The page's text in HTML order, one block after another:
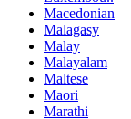
Macedonian
Malagasy
Malay
Malayalam
Maltese
Maori
Marathi